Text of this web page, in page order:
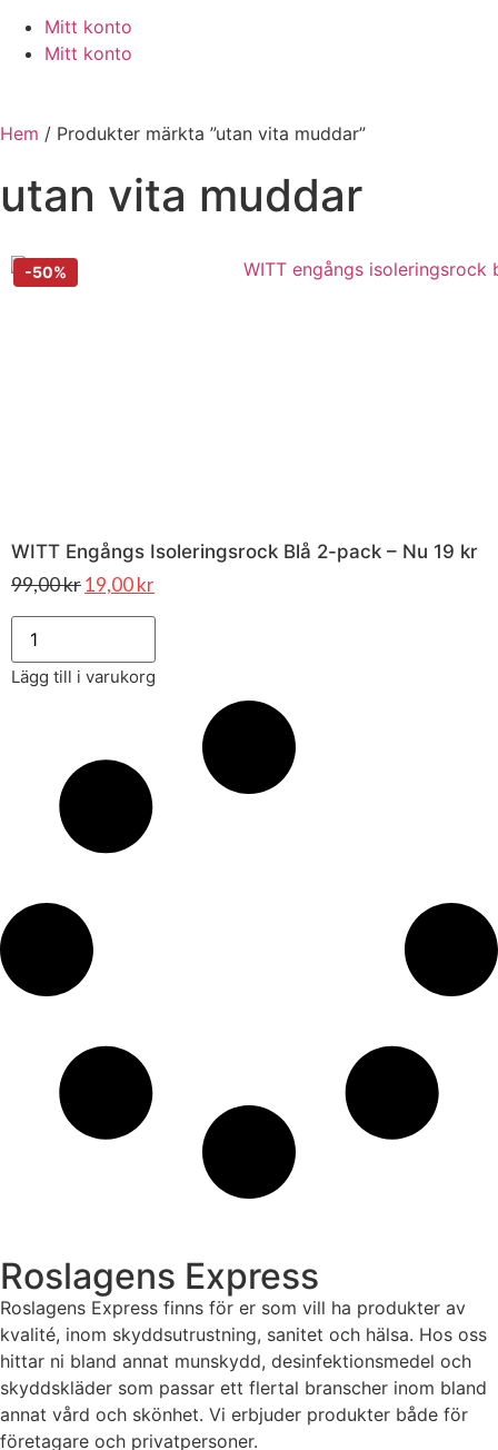
Mitt konto
Mitt konto
Hem / Produkter märkta ”utan vita muddar”
utan vita muddar
WITT Engångs Isoleringsrock Blå 2-pack – Nu 19 kr
99,00kr19,00kr
Lägg till i varukorg
Roslagens Express
Roslagens Express finns för er som vill ha produkter av
kvalité, inom skyddsutrustning, sanitet och hälsa. Hos oss
hittar ni bland annat munskydd, desinfektionsmedel och
skyddskläder som passar ett flertal branscher inom bland
annat vård och skönhet. Vi erbjuder produkter både för
företagare och privatpersoner.